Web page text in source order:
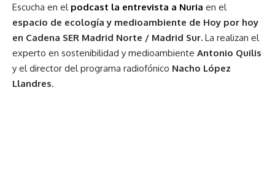
Escucha en el podcast la entrevista a Nuria en el
espacio de ecología y medioambiente de Hoy por hoy
en Cadena SER Madrid Norte / Madrid Sur. La realizan el
experto en sostenibilidad y medioambiente Antonio Quilis
y el director del programa radiofónico Nacho López
Llandres.